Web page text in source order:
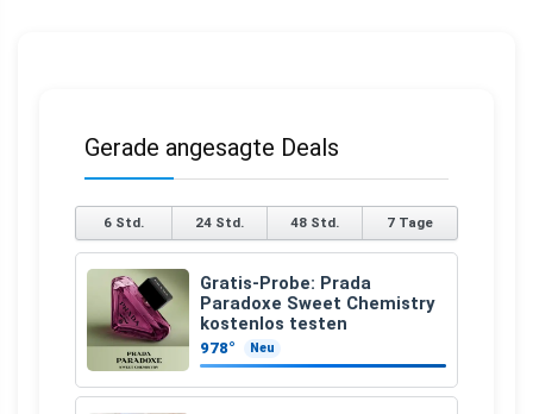
Gerade angesagte Deals
6 Std. 24 Std. 48 Std. 7 Tage
Gratis-Probe: Prada
Paradoxe Sweet Chemistry
kostenlos testen
978° Neu